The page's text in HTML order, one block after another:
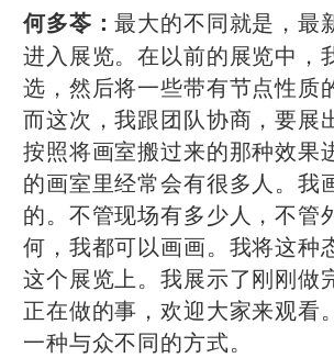
何多苓：最大的不同就是，最
进入展览。在以前的展览中，
选，然后将一些带有节点性质
而这次，我跟团队协商，要展
按照将画室搬过来的那种效果
的画室里经常会有很多人。我
的。不管现场有多少人，不管
何，我都可以画画。我将这种
这个展览上。我展示了刚刚做
正在做的事，欢迎大家来观看
一种与众不同的方式。